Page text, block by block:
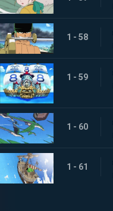
1 - 58
1 - 59
1 - 60
1 - 61